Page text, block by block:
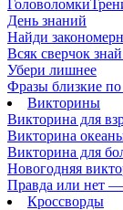
Головоломки
День знаний
Найди
Всяк сверчок
Убери лишнее
Фразы близкие
Викторины
Викторина для
Викторина
Викторина для
Новогодняя
Правда или нет —
Кроссворды